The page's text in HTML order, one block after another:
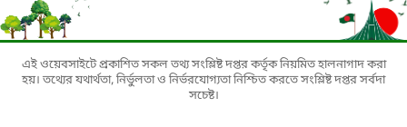
এই ওয়েবসাইটে প্রকাশিত সকল তথ্য সংশ্লিষ্ট দপ্তর কর্তৃক নিয়মিত হালনাগাদ করা
হয়। তথ্যের যথার্থতা, নির্ভুলতা ও নির্ভরযোগ্যতা নিশ্চিত করতে সংশ্লিষ্ট দপ্তর সর্বদা
সচেষ্ট।